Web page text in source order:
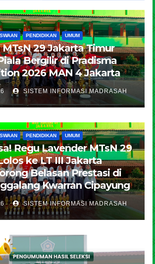
PENDIDIKAN UMUM
29 Jakarta Timur
Bergilir di Pradisma
2026 MAN 4 Jakarta
SISTEM INFORMASI MADRASAH
PENDIDIKAN UMUM
Regu Lavender MTsN 29
ke LT III Jakarta
Belasan Prestasi di
Kwarran Cipayung
SISTEM INFORMASI MADRASAH